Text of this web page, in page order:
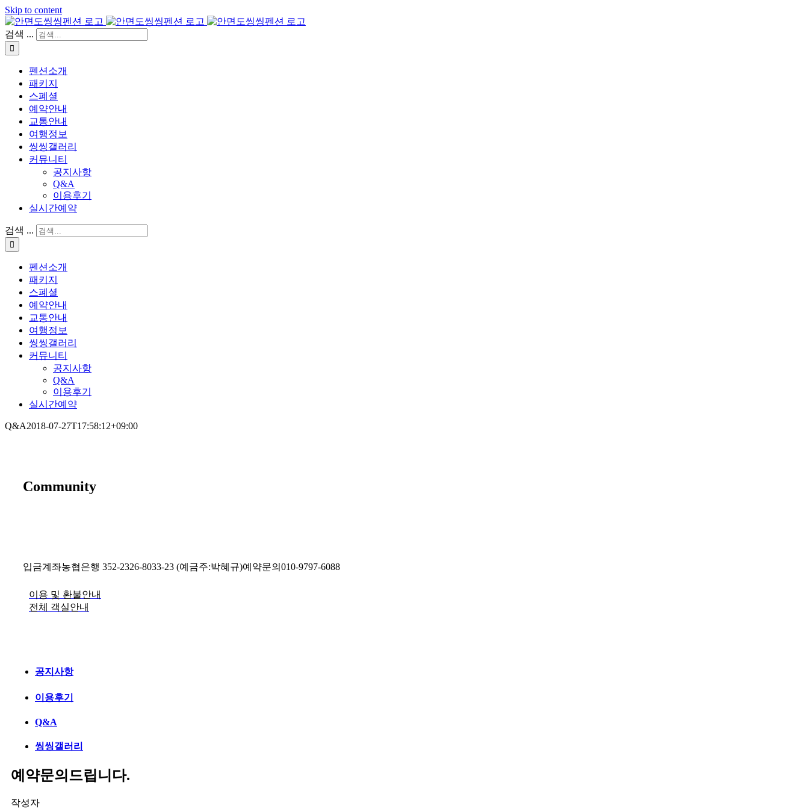
Skip to content
검색 ...
펜션소개
패키지
스폐셜
예약안내
교통안내
여행정보
씽씽갤러리
커뮤니티
공지사항
Q&A
이용후기
실시간예약
검색 ...
펜션소개
패키지
스폐셜
예약안내
교통안내
여행정보
씽씽갤러리
커뮤니티
공지사항
Q&A
이용후기
실시간예약
Q&A2018-07-27T17:58:12+09:00
Community
입금계좌농협은행 352-2326-8033-23 (예금주:박혜규)예약문의 010-9797-6088
이용 및 환불안내
전체 객실안내
공지사항
이용후기
Q&A
씽씽갤러리
예약문의드립니다.
작성자